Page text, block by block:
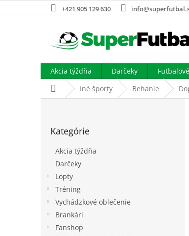
na
+421 905 129 630
Akcia týždňa Darčeky
DomovIné športy Behanie
kategórie
Kategórie
Akcia týždňa
Darčeky
Lopty
Tréning
Vychádzkové oblečenie
Brankári
Fanshop